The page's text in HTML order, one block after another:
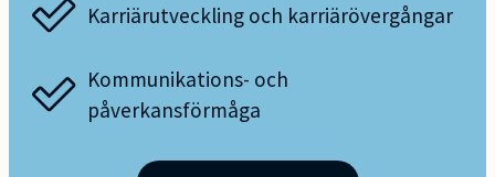
Karriärutveckling och karriärövergångar
Kommunikations- och
påverkansförmåga